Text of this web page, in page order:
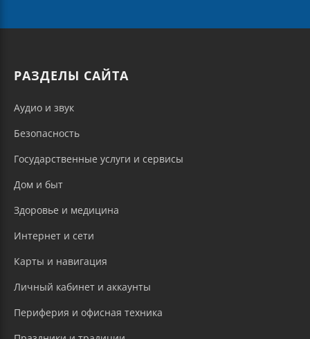
РАЗДЕЛЫ САЙТА
Аудио и звук
Безопасность
Государственные услуги и сервисы
Дом и быт
Здоровье и медицина
Интернет и сети
Карты и навигация
Личный кабинет и аккаунты
Периферия и офисная техника